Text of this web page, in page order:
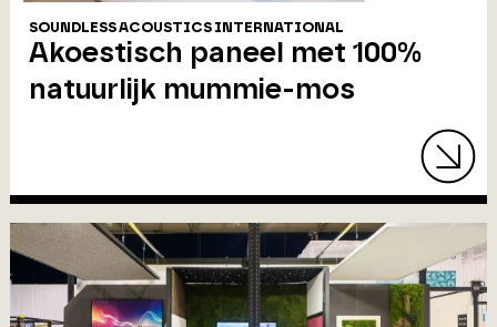
SOUNDLESS ACOUSTICS INTERNATIONAL
Akoestisch paneel met 100%
natuurlijk mummie-mos